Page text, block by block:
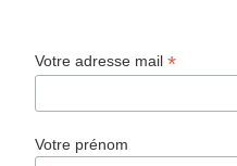
Votre adresse mail*
Votre prénom